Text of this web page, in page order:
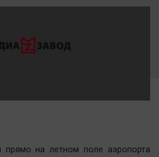
прямо на летном поле аэропорта